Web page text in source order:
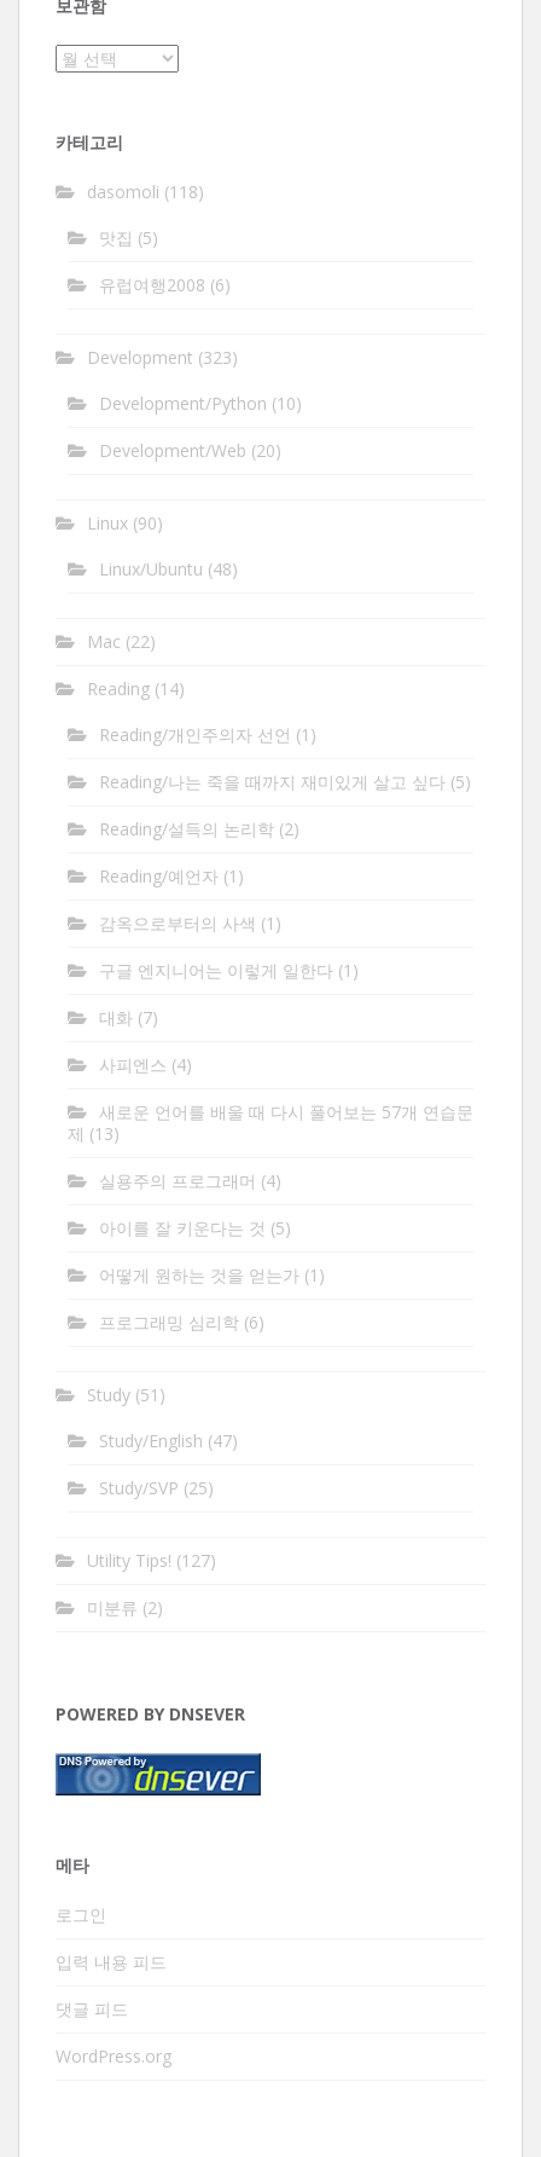
보관함
보
카테고리
dasomoli (118)
맛집 (5)
유럽여행2008 (6)
Development (323)
Development/Python (10)
Development/Web (20)
Linux (90)
Linux/Ubuntu (48)
Mac (22)
Reading (14)
Reading/개인주의자 선언 (1)
Reading/나는 죽을 때까지 재미있게 살고 싶다 (5)
Reading/설득의 논리학 (2)
Reading/예언자 (1)
감옥으로부터의 사색 (1)
구글 엔지니어는 이렇게 일한다 (1)
대화 (7)
사피엔스 (4)
새로운 언어를 배울 때 다시 풀어보는 57개 연습문
제 (13)
실용주의 프로그래머 (4)
아이를 잘 키운다는 것 (5)
어떻게 원하는 것을 얻는가 (1)
프로그래밍 심리학 (6)
Study (51)
Study/English (47)
Study/SVP (25)
Utility Tips! (127)
미분류 (2)
POWERED BY DNSEVER
메타
로그인
입력 내용 피드
댓글 피드
WordPress.org